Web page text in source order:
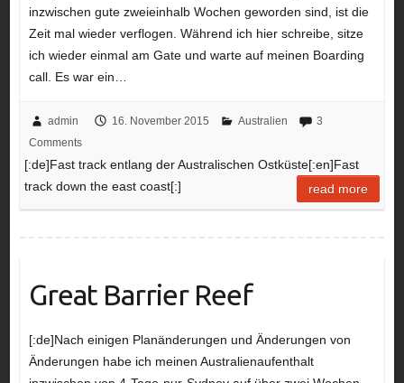
inzwischen gute zweieinhalb Wochen geworden sind, ist die
Zeit mal wieder verflogen. Während ich hier schreibe, sitze
ich wieder einmal am Gate und warte auf meinen Boarding
call. Es war ein…
admin 16. November 2015 Australien
3
Comments
[:de]Fast track entlang der Australischen Ostküste[:en]Fast
track down the east coast[:]
read more
Great Barrier Reef
[:de]Nach einigen Planänderungen und Änderungen von
Änderungen habe ich meinen Australienaufenthalt